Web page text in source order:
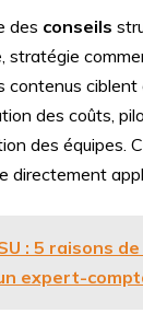
des conseils
stratégie
contenus ciblent
des coûts,
des équipes.
directement
: 5 raisons
expert-